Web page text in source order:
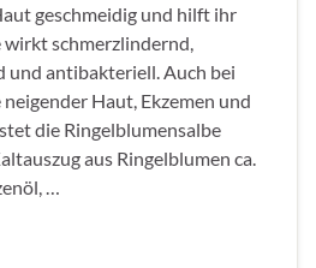
geschmeidig und hilft ihr
wirkt schmerzlindernd,
und antibakteriell. Auch bei
Haut, Ekzemen und
die Ringelblumensalbe
aus Ringelblumen ca.
…